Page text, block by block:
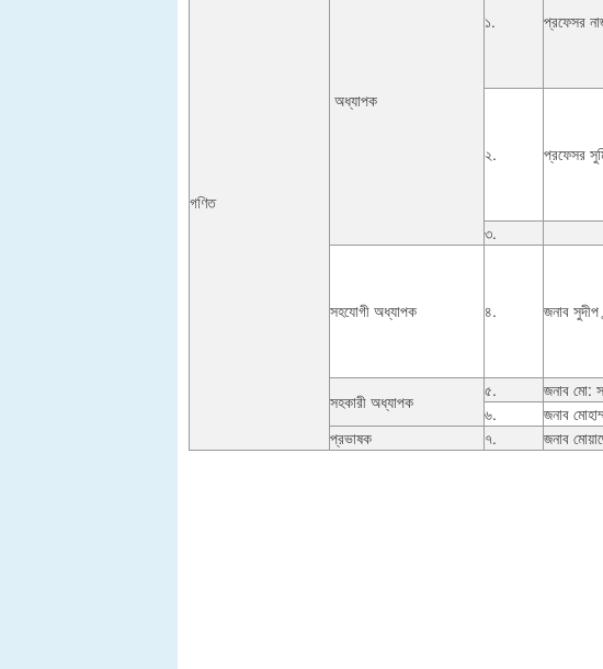
গণিত
অধ্যাপক
১. প্রফেসর
২. প্রফেসর
৩.
সহযোগী অধ্যাপক ৪. জনাব সুদীপ
সহকারী অধ্যাপক
৫.
জনাব মো:
৬.
জনাব
প্রভাষক
৭. জনাব